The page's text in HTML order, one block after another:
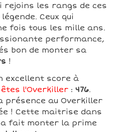
rejoins les rangs de ces
Ceux qui
fois tous les mille ans.
performance,
bon de monter sa
!
excellent score à
l'Overkiller : 476.
présence au Overkiller
! Cette maitrise dans
fait monter la prime